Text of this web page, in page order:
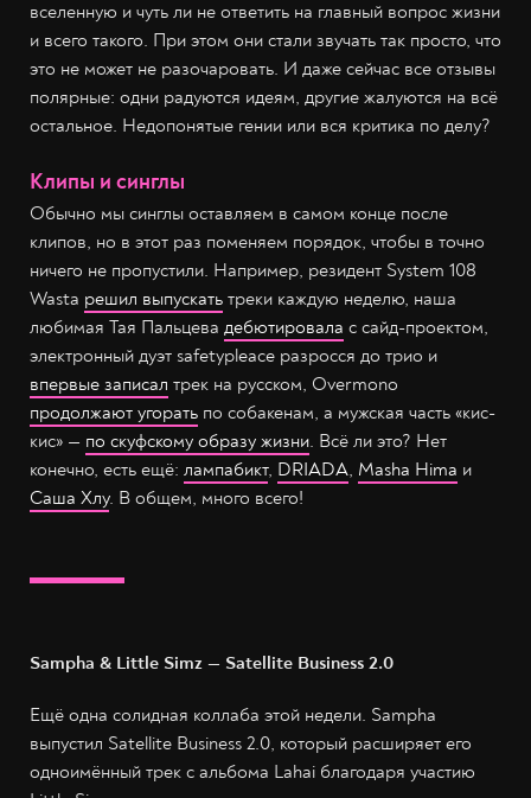
вселенную и чуть ли не ответить на главный вопрос жизни
и всего такого. При этом они стали звучать так просто, что
это не может не разочаровать. И даже сейчас все отзывы
полярные: одни радуются идеям, другие жалуются на всё
остальное. Недопонятые гении или вся критика по делу?
Клипы и синглы
Обычно мы синглы оставляем в самом конце после
клипов, но в этот раз поменяем порядок, чтобы в точно
ничего не пропустили. Например, резидент System 108
Wasta решил выпускать треки каждую неделю, наша
любимая Тая Пальцева дебютировала с сайд-проектом,
электронный дуэт safetypleaсe разросся до трио и
впервые записал трек на русском, Overmono
продолжают угорать по собакенам, а мужская часть «кис-
кис» — по скуфскому образу жизни. Всё ли это? Нет
конечно, есть ещё: лампабикт, DRIADA, Masha Hima и
Саша Хлу. В общем, много всего!
Sampha & Little Simz — Satellite Business 2.0
Ещё одна солидная коллаба этой недели. Sampha
выпустил Satellite Business 2.0, который расширяет его
одноимённый трек с альбома Lahai благодаря участию